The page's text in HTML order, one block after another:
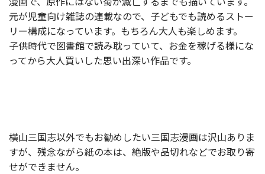
元が児童向け雑誌の連載なので、子どもでも読めるストー
リー構成になっています。もちろん大人も楽しめます。
子供時代で図書館で読み耽っていて、お金を稼げる様にな
ってから大人買いした思い出深い作品です。
横山三国志以外でもお勧めしたい三国志漫画は沢山ありま
すが、残念ながら紙の本は、絶版や品切れなどでお取り寄
せができません。